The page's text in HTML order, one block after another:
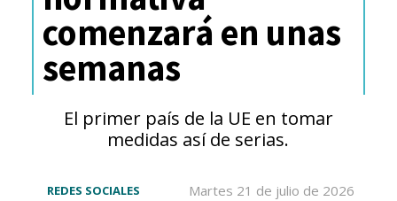
Innovación en la socialización
online
Discord continúa evolucionando
sus herramientas de
comenzará en unas
semanas
El primer país de la UE en tomar
medidas así de serias.
Martes 21 de julio de 2026
REDES SOCIALES